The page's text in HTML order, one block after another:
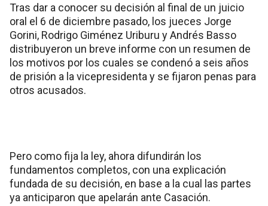
Tras dar a conocer su decisión al final de un juicio
oral el 6 de diciembre pasado, los jueces Jorge
Gorini, Rodrigo Giménez Uriburu y Andrés Basso
distribuyeron un breve informe con un resumen de
los motivos por los cuales se condenó a seis años
de prisión a la vicepresidenta y se fijaron penas para
otros acusados.
Pero como fija la ley, ahora difundirán los
fundamentos completos, con una explicación
fundada de su decisión, en base a la cual las partes
ya anticiparon que apelarán ante Casación.